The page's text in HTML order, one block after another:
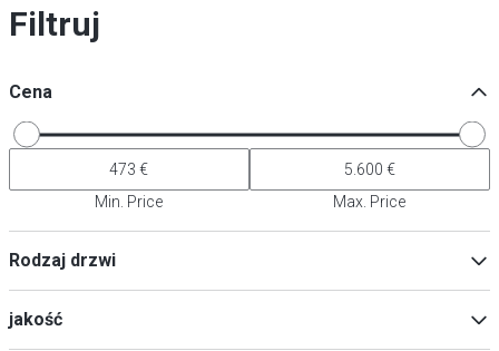
Filtruj
Cena
Min. Price Max. Price
Rodzaj drzwi
Szklane drzwi
jakość